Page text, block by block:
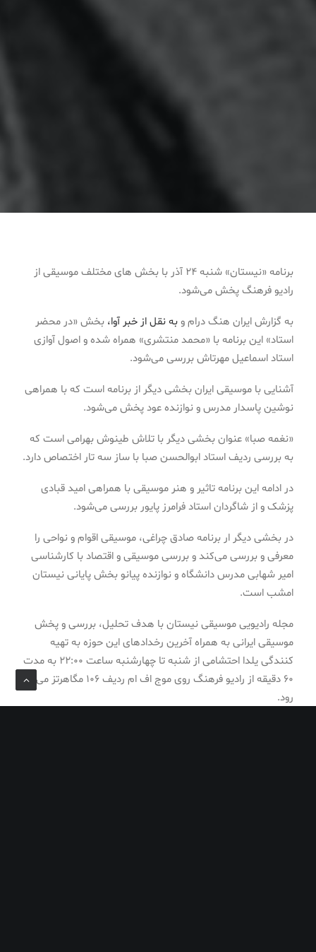
برنامه «نیستان» شنبه ۲۴ آذر با بخش های مختلف موسیقی از
رادیو فرهنگ پخش می‌شود.
به گزارش ایران هنگ درام وبه نقل از خبر آوا، بخش «در محضر
استاد» این‌ برنامه با «محمد منتشری» همراه شده و اصول آوازی
استاد اسماعیل مهرتاش بررسی می‌شود.
آشنایی با موسیقی ایران بخشی دیگر از برنامه است که با همراهی
نوشین پاسدار مدرس و نوازنده عود پخش می‌شود.
«نغمه صبا» عنوان بخشی دیگر با تلاش طینوش بهرامی است که
به بررسی ردیف استاد ابوالحسن صبا با ساز سه تار اختصاص دارد.
در ادامه این برنامه تاثیر و هنر موسیقی با همراهی امید قبادی
پزشک و از شاگردان استاد فرامرز پایور بررسی می‌شود.
در بخشی دیگر ار برنامه صادق چراغی، موسیقی اقوام و نواحی را
معرفی و بررسی می‌کند و بررسی موسیقی و اقتصاد با کارشناسی
امیر شهابی مدرس دانشگاه و نوازنده پیانو بخش پایانی نیستان
امشب است.
مجله رادیویی موسیقی نیستان با هدف تحلیل، بررسی و پخش
موسیقی ایرانی به همراه آخرین رخدادهای این حوزه به تهیه
کنندگی یلدا احتشامی از شنبه تا چهارشنبه ساعت ۲۲:۰۰ به مدت
۶۰ دقیقه از رادیو فرهنگ روی موج اف ام ردیف ۱۰۶ مگاهرتز می
رود.